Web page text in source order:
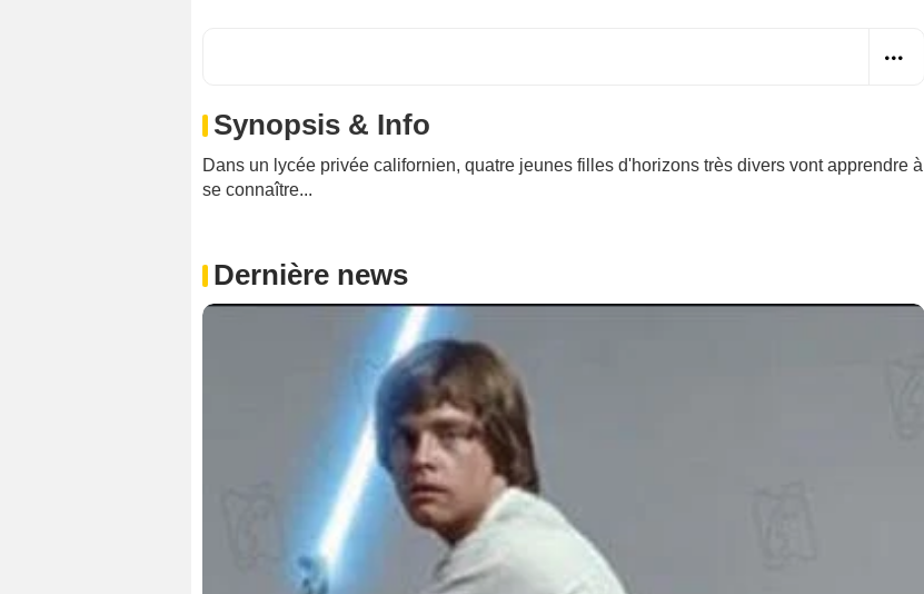
Synopsis & Info
Dans un lycée privée californien, quatre jeunes filles d'horizons très divers vont apprendre à
se connaître...
Dernière news